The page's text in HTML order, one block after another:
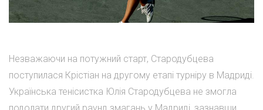
Незважаючи на потужний старт, Стародубцева
поступилася Крістіан на другому етапі турніру в Мадриді.
Українська тенісистка Юлія Стародубцева не змогла